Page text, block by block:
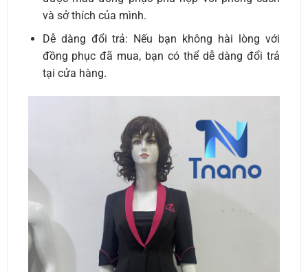
và sở thích của mình.
Dễ dàng đổi trả: Nếu bạn không hài lòng với
đồng phục đã mua, bạn có thể dễ dàng đổi trả
tại cửa hàng.